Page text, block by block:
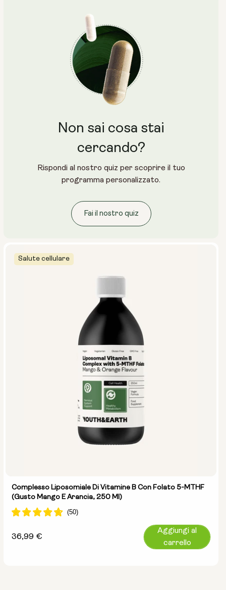
Salute cellulare
Complesso Liposomiale Di Vitamine B Con Folato 5-MTHF
(gusto Mango E Arancia, 250 Ml)
Prezzo
36,99 €
Aggiungi al
carrello
Non sai cosa stai
cercando?
Rispondi al nostro quiz per scoprire il tuo
programma personalizzato.
Fai il nostro quiz